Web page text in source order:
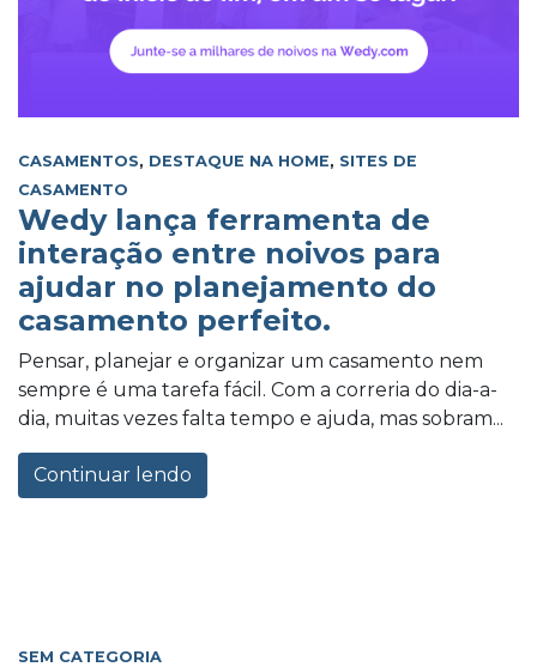
CASAMENTOS, DESTAQUE NA HOME, SITES DE
CASAMENTO
Wedy lança ferramenta de
interação entre noivos para
ajudar no planejamento do
casamento perfeito.
Pensar, planejar e organizar um casamento nem
sempre é uma tarefa fácil. Com a correria do dia-a-
dia, muitas vezes falta tempo e ajuda, mas sobram...
Continuar lendo
SEM CATEGORIA